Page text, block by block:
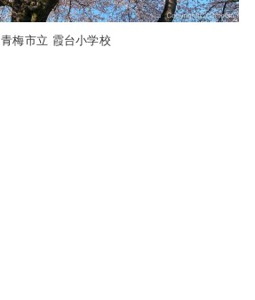
青梅市立 霞台小学校